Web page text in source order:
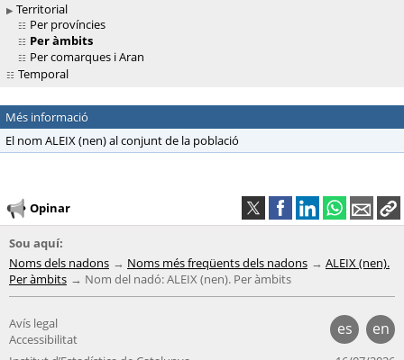
Territorial
Per províncies
Per àmbits
Per comarques i Aran
Temporal
Més informació
El nom ALEIX (nen) al conjunt de la població
Opinar
Sou aquí:
Noms dels nadons
Noms més freqüents dels nadons
ALEIX (nen).
Per àmbits
Nom del nadó: ALEIX (nen). Per àmbits
es en
Avís legal
Accessibilitat